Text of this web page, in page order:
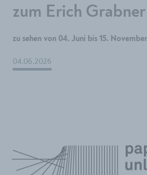
zum Erich
zu sehen von 04. Juni bis 15.
04.06.2026